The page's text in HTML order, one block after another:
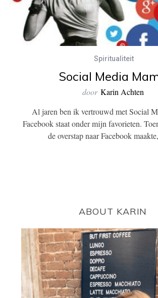
Spiritualiteit
Social Media
door Karin Achten
Al jaren ben ik vertrouwd met Social
Facebook staat onder mijn favorieten.
de overstap naar Facebook
ABOUT KARIN